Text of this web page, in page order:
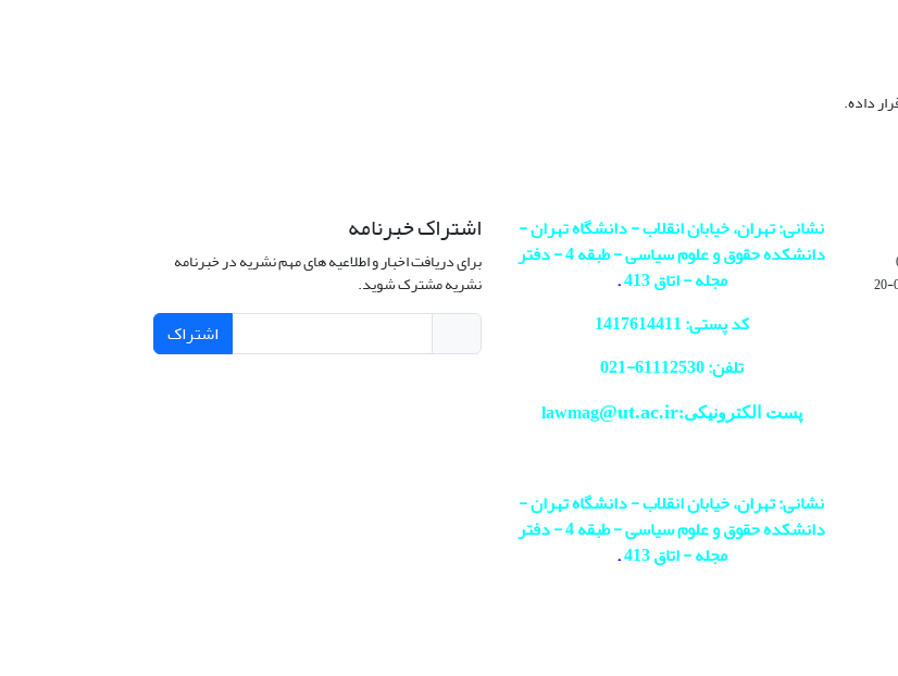
داده.
نشانی: تهران، خیابان انقلاب - دانشگاه تهران -
دانشکده حقوق و علوم سیاسی - طبقه 4 - دفتر
مجله - اتاق 413
.
کد پستی: 1417614411
تلفن: 61112530-
021
پست الکترونیکی:lawmag@ut.ac.ir
نشانی: تهران، خیابان انقلاب - دانشگاه تهران -
دانشکده حقوق و علوم سیاسی - طبقه 4 - دفتر
مجله - اتاق 413
.
اشتراک خبرنامه
برای دریافت اخبار و اطلاعیه های مهم نشریه در خبرنامه
نشریه مشترک شوید.
اشتراک